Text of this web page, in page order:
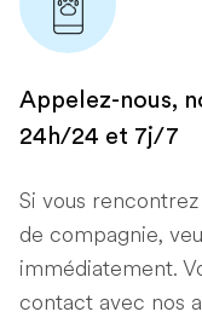
Appelez-nous,
24h/24 et 7j/7
Si vous
de compagnie,
immédiatement.
contact avec nos